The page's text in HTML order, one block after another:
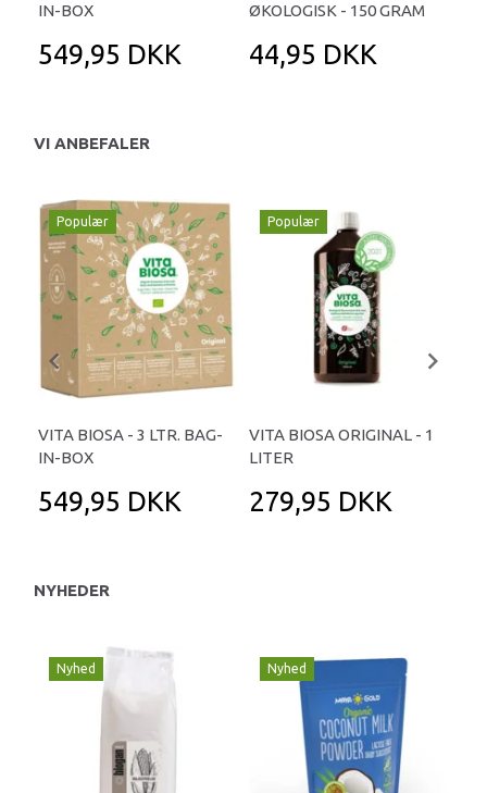
IN-BOX
549,95 DKK
ØKOLOGISK - 150 GRAM
44,95 DKK
VI ANBEFALER
Populær
VITA BIOSA - 3 LTR. BAG-
IN-BOX
549,95 DKK
Populær
VITA BIOSA ORIGINAL - 1
LITER
279,95 DKK
NYHEDER
Nyhed Nyhed